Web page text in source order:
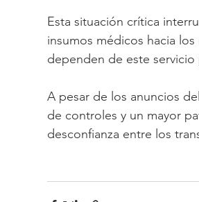
Esta situación crítica
insumos médicos hacia
dependen de este servicio
A pesar de los anuncios
de controles y un mayor
desconfianza entre los